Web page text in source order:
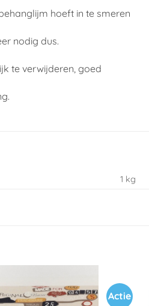
hoeft in te smeren
nodig dus.
te verwijderen, goed
1 kg
Toevoegen
Actie